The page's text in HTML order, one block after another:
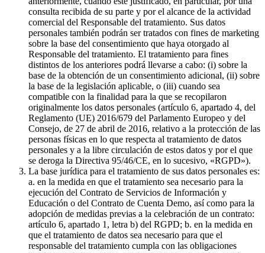
consulta recibida de su parte y por el alcance de la actividad
comercial del Responsable del tratamiento. Sus datos
personales también podrán ser tratados con fines de marketing
sobre la base del consentimiento que haya otorgado al
Responsable del tratamiento. El tratamiento para fines
distintos de los anteriores podrá llevarse a cabo: (i) sobre la
base de la obtención de un consentimiento adicional, (ii) sobre
la base de la legislación aplicable, o (iii) cuando sea
compatible con la finalidad para la que se recopilaron
originalmente los datos personales (artículo 6, apartado 4, del
Reglamento (UE) 2016/679 del Parlamento Europeo y del
Consejo, de 27 de abril de 2016, relativo a la protección de las
personas físicas en lo que respecta al tratamiento de datos
personales y a la libre circulación de estos datos y por el que
se deroga la Directiva 95/46/CE, en lo sucesivo, «RGPD»).
La base jurídica para el tratamiento de sus datos personales es:
a. en la medida en que el tratamiento sea necesario para la
ejecución del Contrato de Servicios de Información y
Educación o del Contrato de Cuenta Demo, así como para la
adopción de medidas previas a la celebración de un contrato:
artículo 6, apartado 1, letra b) del RGPD; b. en la medida en
que el tratamiento de datos sea necesario para que el
responsable del tratamiento cumpla con las obligaciones